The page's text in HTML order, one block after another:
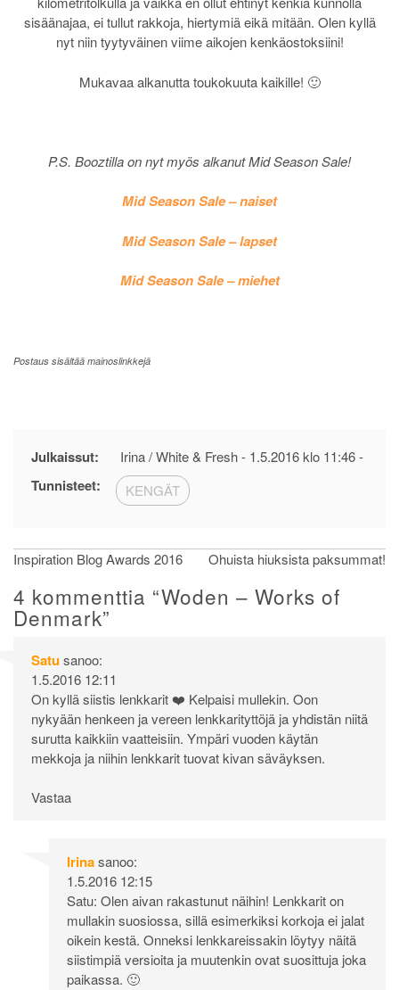
sisäänajaa, ei tullut rakkoja, hiertymiä eikä mitään. Olen kyllä
nyt niin tyytyväinen viime aikojen kenkäostoksiini!
Mukavaa alkanutta toukokuuta kaikille! 🙂
P.S. Booztilla on nyt myös alkanut Mid Season Sale!
Mid Season Sale – naiset
Mid Season Sale – lapset
Mid Season Sale – miehet
Postaus sisältää mainoslinkkejä
Julkaissut: Irina / White & Fresh - 1.5.2016 klo 11:46-
Tunnisteet: KENGÄT
Artikkelien
selaus
Inspiration Blog Awards 2016 Ohuista hiuksista paksummat!
4 kommenttia “Woden – Works of
Denmark”
Satusanoo:
1.5.2016 12:11
On kyllä siistis lenkkarit ❤️ Kelpaisi mullekin. Oon
nykyään henkeen ja vereen lenkkarityttöjä ja yhdistän niitä
surutta kaikkiin vaatteisiin. Ympäri vuoden käytän
mekkoja ja niihin lenkkarit tuovat kivan säväyksen.
Vastaa
Irinasanoo:
1.5.2016 12:15
Satu: Olen aivan rakastunut näihin! Lenkkarit on
mullakin suosiossa, sillä esimerkiksi korkoja ei jalat
oikein kestä. Onneksi lenkkareissakin löytyy näitä
siistimpiä versioita ja muutenkin ovat suosittuja joka
paikassa. 🙂